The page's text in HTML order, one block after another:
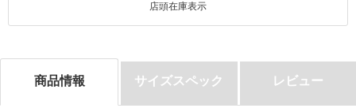
店頭在庫表示
商品情報 サイズスペック レビュー